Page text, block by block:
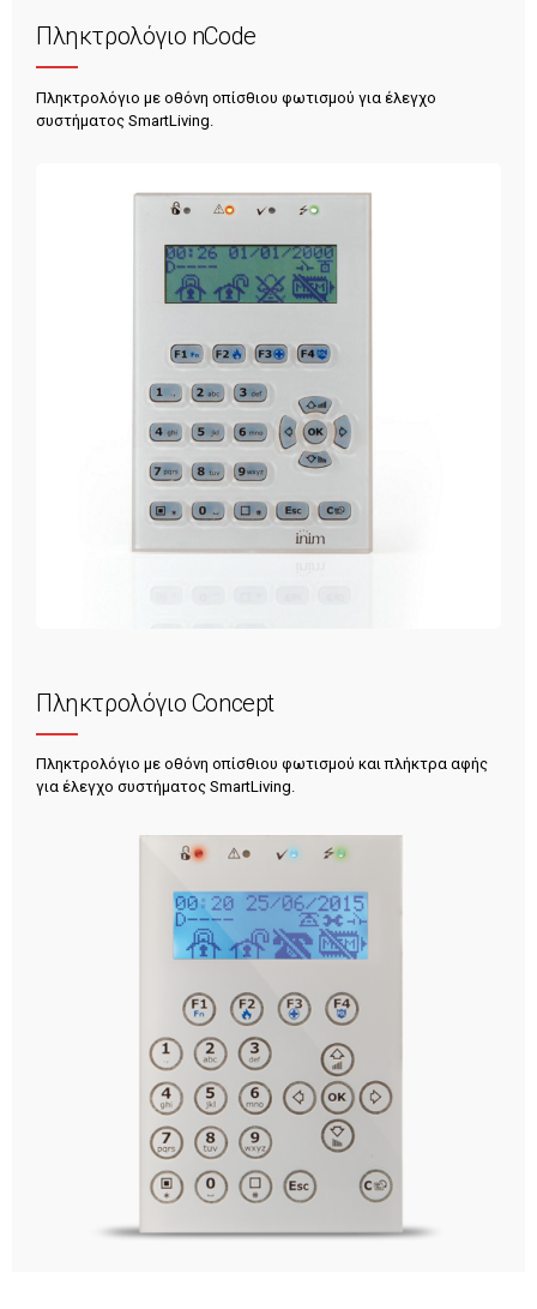
Πληκτρολόγιο nCode
Πληκτρολόγιο με οθόνη οπίσθιου φωτισμού για έλεγχο
συστήματος SmartLiving.
Πληκτρολόγιο Concept
Πληκτρολόγιο με οθόνη οπίσθιου φωτισμού και πλήκτρα αφής
για έλεγχο συστήματος SmartLiving.